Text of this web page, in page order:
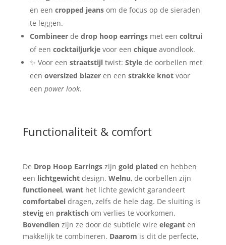
en een cropped jeansom de focus op de sieraden
te leggen.
Combineerde drop hoop earringsmet een coltrui
of een cocktailjurkjevoor een chiqueavondlook.
✨ Voor een straatstijltwist: Stylede oorbellen met
een oversized blazeren een strakke knotvoor
een power look.
Functionaliteit & comfort
De Drop Hoop Earringszijn gold plated en hebben
een lichtgewichtdesign. Welnu, de oorbellen zijn
functioneel, wanthet lichte gewicht garandeert
comfortabeldragen, zelfs de hele dag. De sluiting is
stevigen praktischom verlies te voorkomen.
Bovendienzijn ze door de subtiele wire eleganten
makkelijk te combineren. Daarom is dit de perfecte,